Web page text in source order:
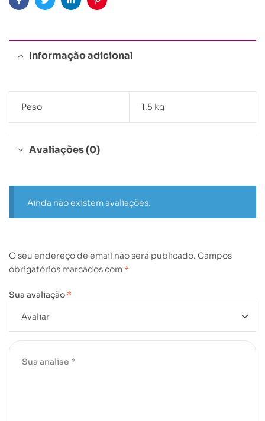
FacebookTwitterLinkedinPinterest
Informação adicional
Peso 1.5 kg
Avaliações (0)
Ainda não existem avaliações.
O seu endereço de email não será publicado. Campos
obrigatórios marcados com *
Sua avaliação *